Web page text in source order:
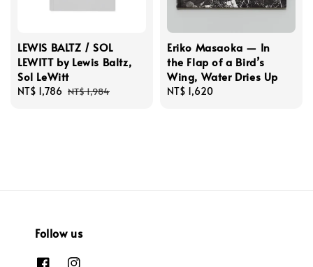
LEWIS BALTZ / SOL
LEWITT by Lewis Baltz,
Sol LeWitt
Sale
NT$ 1,786 Regular
NT$ 1,984
Eriko Masaoka — In
the Flap of a Bird’s
Wing, Water Dries Up
Regular
NT$ 1,620
Follow us